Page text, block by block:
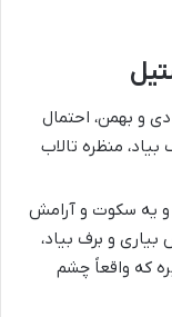
و بهمن، احتمال
منظره تالاب
یه سکوت و آرامش
و برف بیاد،
که واقعاً چشم